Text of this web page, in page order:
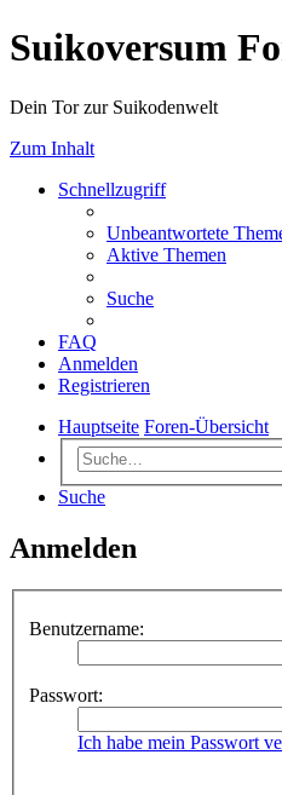
Suikoversum
Dein Tor zur Suikodenwelt
Zum Inhalt
Schnellzugriff
Unbeantwortete
Aktive Themen
Suche
FAQ
Anmelden
Registrieren
Hauptseite Foren-Übersicht
Suche
Anmelden
Benutzername:
Passwort:
Ich habe mein Passwort